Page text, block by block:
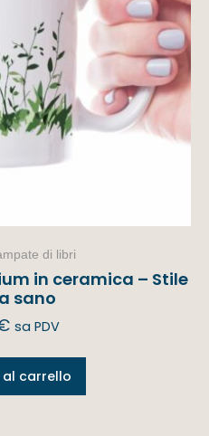
di libri
in ceramica – Stile
sano
sa PDV
al carrello